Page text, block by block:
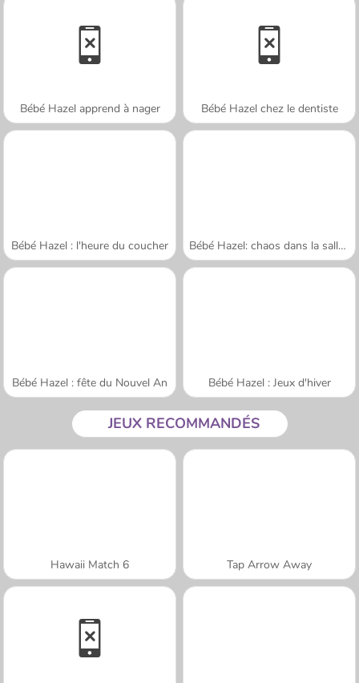
Bébé Hazel apprend à nager Bébé Hazel chez le dentiste
Bébé Hazel : l'heure du coucher Bébé Hazel: chaos dans la salle de bains
Bébé Hazel : fête du Nouvel An Bébé Hazel : Jeux d'hiver
JEUX RECOMMANDÉS
Hawaii Match 6 Tap Arrow Away